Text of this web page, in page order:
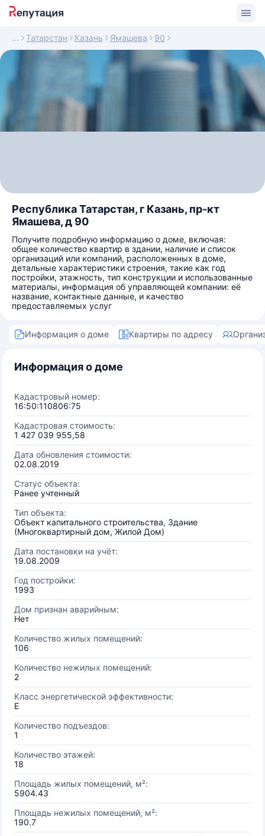
Татарстан Казань Ямашева 90
Республика Татарстан, г Казань, пр-кт
Ямашева, д 90
Получите подробную информацию о доме, включая:
общее количество квартир в здании, наличие и список
организаций или компаний, расположенных в доме,
детальные характеристики строения, такие как год
постройки, этажность, тип конструкции и использованные
материалы, информация об управляющей компании: её
название, контактные данные, и качество
предоставляемых услуг
Информация о доме Квартиры по адресу
Информация о доме
Кадастровый номер:
16:50:110806:75
Кадастровая стоимость:
1 427 039 955,58
Дата обновления стоимости:
02.08.2019
Статус объекта:
Ранее учтенный
Тип объекта:
Объект капитального строительства, Здание
(Многоквартирный дом, Жилой Дом)
Дата постановки на учёт:
19.08.2009
Год постройки:
1993
Дом признан аварийным:
Нет
Количество жилых помещений:
106
Количество нежилых помещений:
2
Класс энергетической эффективности:
E
Количество подъездов:
1
Количество этажей:
18
Площадь жилых помещений, м²:
5904.43
Площадь нежилых помещений, м²:
190.7